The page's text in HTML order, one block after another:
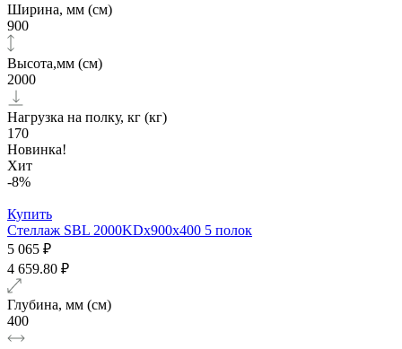
Ширина, мм (см)
900
Высота,мм (см)
2000
Нагрузка на полку, кг (кг)
170
Новинка!
Хит
-8%
Купить
Стеллаж SBL 2000KDх900x400 5 полок
5 065 ₽
4 659.80 ₽
Глубина, мм (см)
400